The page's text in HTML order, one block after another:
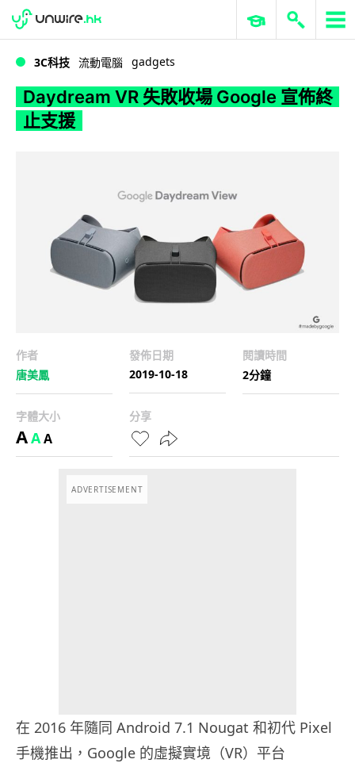
WWDC 2026 ERP 與商業 AI
3C科技 流動電腦 gadgets
Daydream VR 失敗收場 Google 宣佈終
止支援
作者
唐美鳳
發佈日期
2019-10-18
閱讀時間
2分鐘
字體大小
AAA
分享
ADVERTISEMENT
在 2016 年隨同 Android 7.1 Nougat 和初代 Pixel
手機推出，Google 的虛擬實境（VR）平台